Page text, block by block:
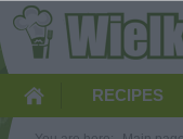
RECIPES